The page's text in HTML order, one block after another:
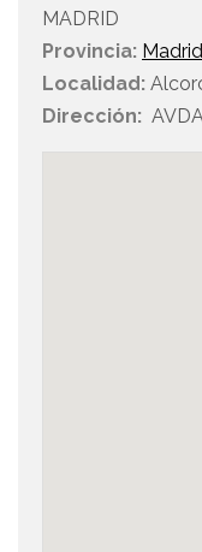
MADRID
Provincia: Madrid
Localidad:
Dirección: